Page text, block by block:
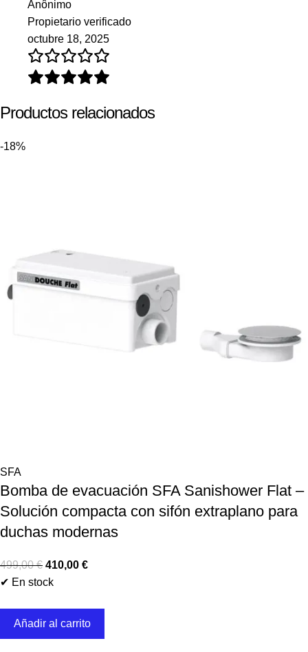
Anônimo
Propietario verificado
octubre 18, 2025
Productos relacionados
-18%
SFA
Bomba de evacuación SFA Sanishower Flat –
Solución compacta con sifón extraplano para
duchas modernas
499,00€ 410,00 €
✔ En stock
Añadir al carrito